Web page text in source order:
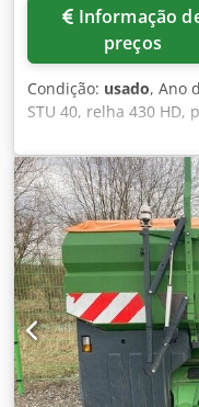
preços
Condição: usado, Ano
STU 40, relha 430
cisalhamento. Dodpfx